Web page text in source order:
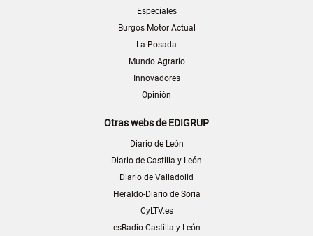
Especiales
Burgos Motor Actual
La Posada
Mundo Agrario
Innovadores
Opinión
Otras webs de EDIGRUP
Diario de León
Diario de Castilla y León
Diario de Valladolid
Heraldo-Diario de Soria
CyLTV.es
esRadio Castilla y León